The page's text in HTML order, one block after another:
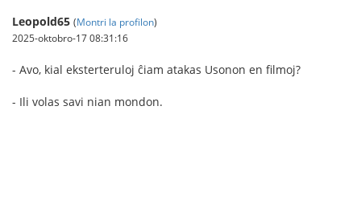
Leopold65 (Montri la profilon)
2025-oktobro-17 08:31:16
- Avo, kial eksterteruloj ĉiam atakas Usonon en filmoj?
- Ili volas savi nian mondon.